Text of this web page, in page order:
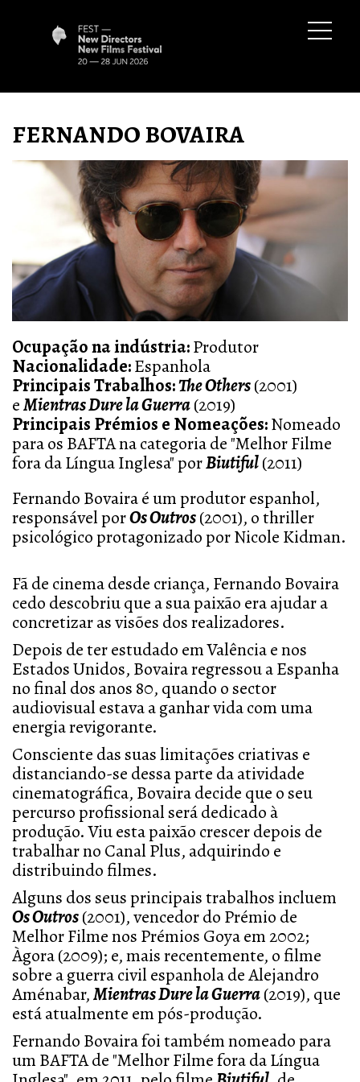
FERNANDO BOVAIRA
Ocupação na indústria:Produtor
Nacionalidade:Espanhola
Principais Trabalhos:The Others(2001)
eMientras Dure la Guerra(2019)
Principais Prémios e Nomeações:Nomeado
para os BAFTA na categoria de "Melhor Filme
fora da Língua Inglesa" porBiutiful(2011)
Fernando Bovaira é um produtor espanhol,
responsável porOs Outros(2001), o thriller
psicológico protagonizado por Nicole Kidman.
Fã de cinema desde criança, Fernando Bovaira
cedo descobriu que a sua paixão era ajudar a
concretizar as visões dos realizadores.
Depois de ter estudado em Valência e nos
Estados Unidos, Bovaira regressou a Espanha
no final dos anos 80, quando o sector
audiovisual estava a ganhar vida com uma
energia revigorante.
Consciente das suas limitações criativas e
distanciando-se dessa parte da atividade
cinematográfica, Bovaira decide que o seu
percurso profissional será dedicado à
produção. Viu esta paixão crescer depois de
trabalhar no Canal Plus, adquirindo e
distribuindo filmes.
Alguns dos seus principais trabalhos incluem
Os Outros(2001), vencedor do Prémio de
Melhor Filme nos Prémios Goya em 2002;
Àgora (2009); e, mais recentemente, o filme
sobre a guerra civil espanhola de Alejandro
Aménabar,Mientras Dure la Guerra(2019), que
está atualmente em pós-produção.
Fernando Bovaira foi também nomeado para
um BAFTA de "Melhor Filme fora da Língua